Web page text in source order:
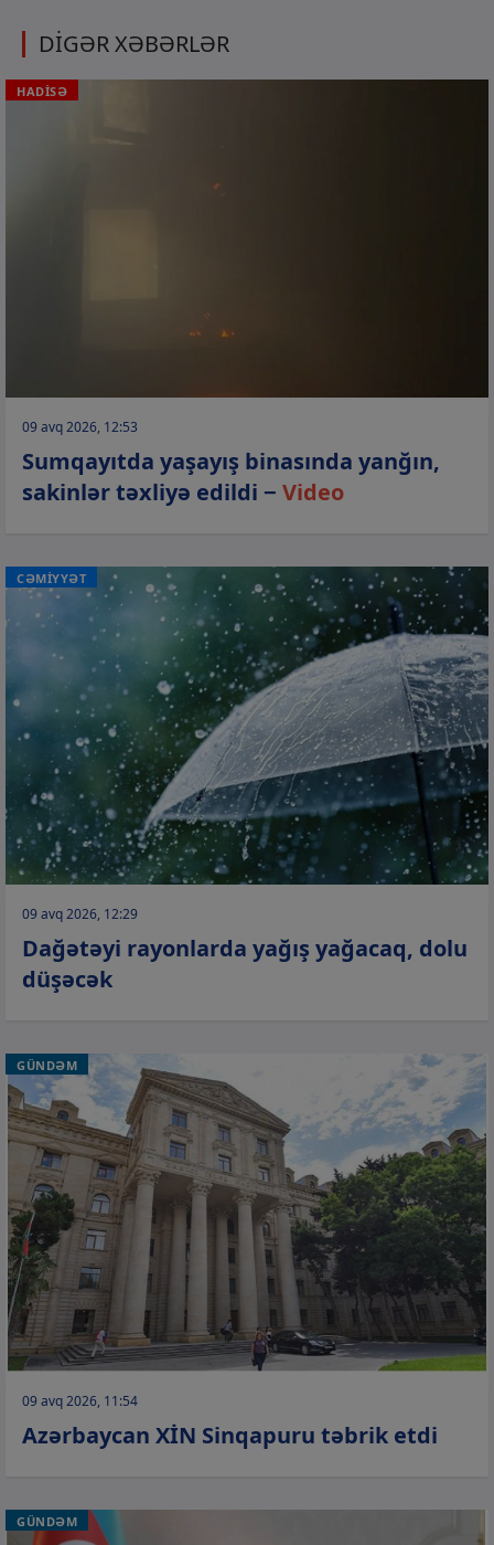
DİGƏR XƏBƏRLƏR
HADİSƏ
09 avq 2026, 12:53
Sumqayıtda yaşayış binasında yanğın,
sakinlər təxliyə edildi − Video
CƏMİYYƏT
09 avq 2026, 12:29
Dağətəyi rayonlarda yağış yağacaq, dolu
düşəcək
GÜNDƏM
09 avq 2026, 11:54
Azərbaycan XİN Sinqapuru təbrik etdi
GÜNDƏM